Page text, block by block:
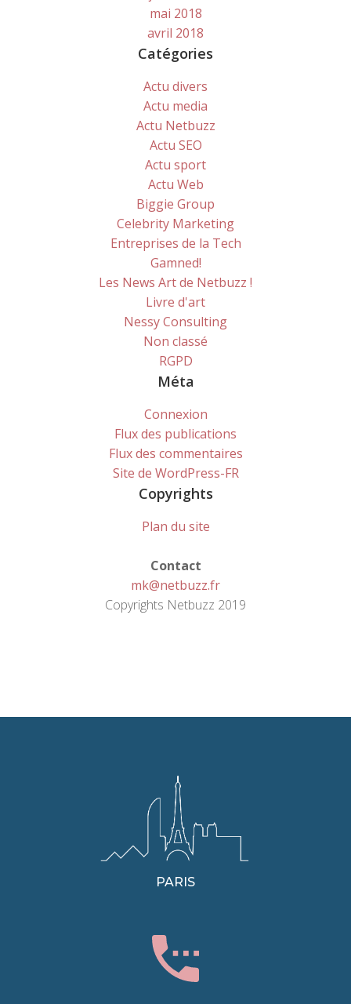
mai 2018
avril 2018
Catégories
Actu divers
Actu media
Actu Netbuzz
Actu SEO
Actu sport
Actu Web
Biggie Group
Celebrity Marketing
Entreprises de la Tech
Gamned!
Les News Art de Netbuzz !
Livre d'art
Nessy Consulting
Non classé
RGPD
Méta
Connexion
Flux des publications
Flux des commentaires
Site de WordPress-FR
Copyrights
Plan du site
Contact
mk@netbuzz.fr
Copyrights Netbuzz 2019
PARIS